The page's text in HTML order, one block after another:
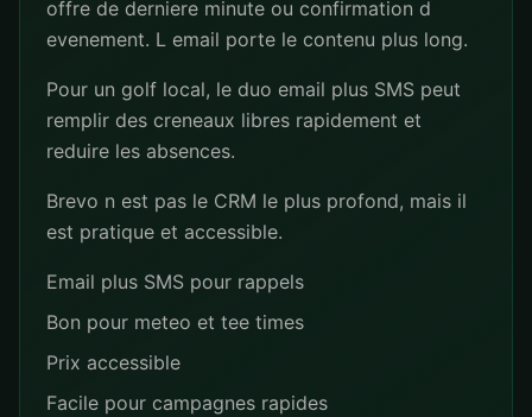
offre de derniere minute ou confirmation d
evenement. L email porte le contenu plus long.
Pour un golf local, le duo email plus SMS peut
remplir des creneaux libres rapidement et
reduire les absences.
Brevo n est pas le CRM le plus profond, mais il
est pratique et accessible.
Email plus SMS pour rappels
Bon pour meteo et tee times
Prix accessible
Facile pour campagnes rapides